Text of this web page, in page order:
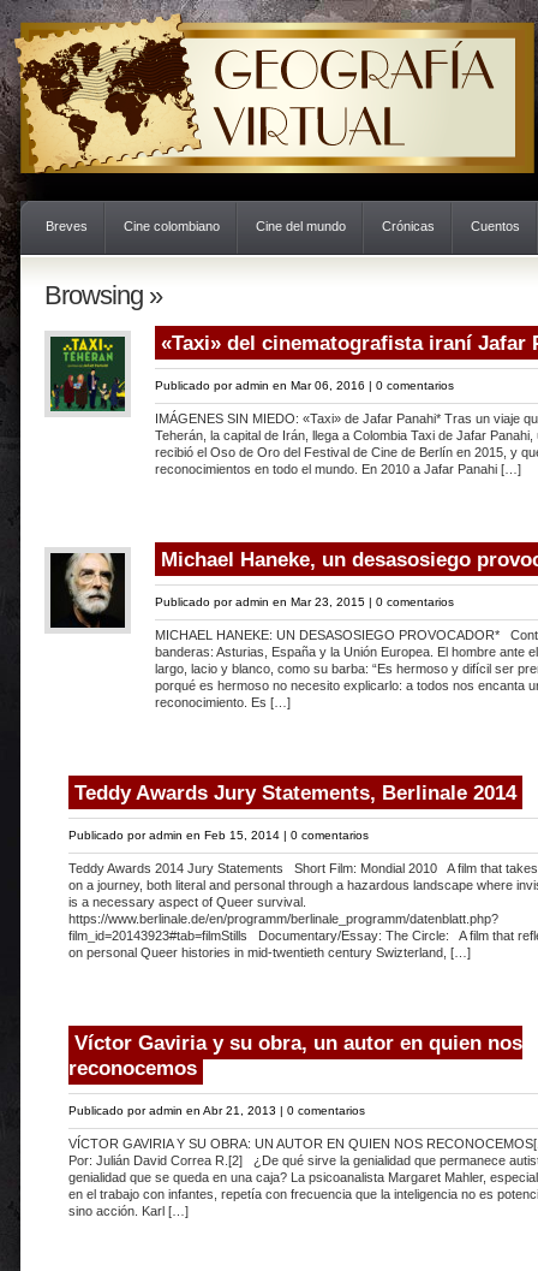
Breves Cine colombiano Cine del mundo Crónicas Cuentos
Browsing »
«Taxi» del cinematografista iraní Jafar
Publicado poradmin en Mar 06, 2016 | 0 comentarios
IMÁGENES SIN MIEDO: «Taxi» de Jafar Panahi* Tras un viaje
Teherán, la capital de Irán, llega a Colombia Taxi de Jafar
recibió el Oso de Oro del Festival de Cine de Berlín en 2015, y
reconocimientos en todo el mundo. En 2010 a Jafar Panahi […]
Michael Haneke, un desasosiego
Publicado poradmin en Mar 23, 2015 | 0 comentarios
MICHAEL HANEKE: UN DESASOSIEGO PROVOCADOR*
banderas: Asturias, España y la Unión Europea. El hombre ante
largo, lacio y blanco, como su barba: “Es hermoso y difícil ser
porqué es hermoso no necesito explicarlo: a todos nos encanta
reconocimiento. Es […]
Teddy Awards Jury Statements, Berlinale 2014
Publicado poradmin en Feb 15, 2014 | 0 comentarios
Teddy Awards 2014 Jury Statements Short Film: Mondial 2010 A film that
on a journey, both literal and personal through a hazardous landscape where
is a necessary aspect of Queer survival.
https://www.berlinale.de/en/programm/berlinale_programm/datenblatt.php?
film_id=20143923#tab=filmStills Documentary/Essay: The Circle: A film that
on personal Queer histories in mid-twentieth century Swizterland, […]
Víctor Gaviria y su obra, un autor en quien nos
reconocemos
Publicado poradmin en Abr 21, 2013 | 0 comentarios
VÍCTOR GAVIRIA Y SU OBRA: UN AUTOR EN QUIEN NOS
Por: Julián David Correa R.[2] ¿De qué sirve la genialidad que permanece
genialidad que se queda en una caja? La psicoanalista Margaret Mahler,
en el trabajo con infantes, repetía con frecuencia que la inteligencia no es
sino acción. Karl […]